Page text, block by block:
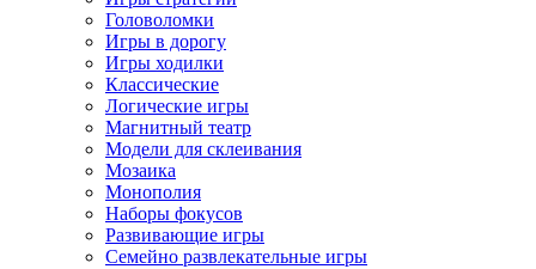
Головоломки
Игры в дорогу
Игры ходилки
Классические
Логические игры
Магнитный театр
Модели для склеивания
Мозаика
Монополия
Наборы фокусов
Развивающие игры
Семейно развлекательные игры